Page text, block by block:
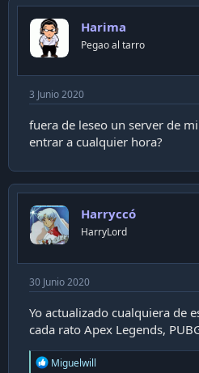
Harima
Pegao al tarro
3 Junio 2020
fuera de leseo un server de
entrar a cualquier hora?
Harryccó
HarryLord
30 Junio 2020
Yo actualizado cualquiera de
cada rato Apex Legends,
R
Miguelwill